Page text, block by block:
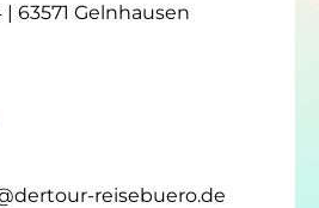
63571 Gelnhausen
reisebuero.de